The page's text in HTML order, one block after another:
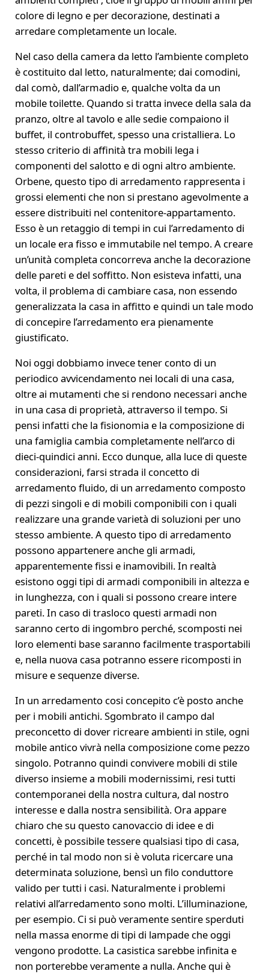
colore di legno e per decorazione, destinati a
arredare completamente un locale.
Nel caso della camera da letto l’ambiente completo
è costituito dal letto, naturalmente; dai comodini,
dal comò, dall’armadio e, qualche volta da un
mobile toilette. Quando si tratta invece della sala da
pranzo, oltre al tavolo e alle sedie compaiono il
buffet, il controbuffet, spesso una cristalliera. Lo
stesso criterio di affinità tra mobili lega i
componenti del salotto e di ogni altro ambiente.
Orbene, questo tipo di arredamento rappresenta i
grossi elementi che non si prestano agevolmente a
essere distribuiti nel contenitore-appartamento.
Esso è un retaggio di tempi in cui l’arredamento di
un locale era fisso e immutabile nel tempo. A creare
un’unità completa concorreva anche la decorazione
delle pareti e del soffitto. Non esisteva infatti, una
volta, il problema di cambiare casa, non essendo
generalizzata la casa in affitto e quindi un tale modo
di concepire l’arredamento era pienamente
giustificato.
Noi oggi dobbiamo invece tener conto di un
periodico avvicendamento nei locali di una casa,
oltre ai mutamenti che si rendono necessari anche
in una casa di proprietà, attraverso il tempo. Si
pensi infatti che la fisionomia e la composizione di
una famiglia cambia completamente nell’arco di
dieci-quindici anni. Ecco dunque, alla luce di queste
considerazioni, farsi strada il concetto di
arredamento fluido, di un arredamento composto
di pezzi singoli e di mobili componibili con i quali
realizzare una grande varietà di soluzioni per uno
stesso ambiente. A questo tipo di arredamento
possono appartenere anche gli armadi,
apparentemente fissi e inamovibili. In realtà
esistono oggi tipi di armadi componibili in altezza e
in lunghezza, con i quali si possono creare intere
pareti. In caso di trasloco questi armadi non
saranno certo di ingombro perché, scomposti nei
loro elementi base saranno facilmente trasportabili
e, nella nuova casa potranno essere ricomposti in
misure e sequenze diverse.
In un arredamento cosi concepito c’è posto anche
per i mobili antichi. Sgombrato il campo dal
preconcetto di dover ricreare ambienti in stile, ogni
mobile antico vivrà nella composizione come pezzo
singolo. Potranno quindi convivere mobili di stile
diverso insieme a mobili modernissimi, resi tutti
contemporanei della nostra cultura, dal nostro
interesse e dalla nostra sensibilità. Ora appare
chiaro che su questo canovaccio di idee e di
concetti, è possibile tessere qualsiasi tipo di casa,
perché in tal modo non si è voluta ricercare una
determinata soluzione, bensì un filo conduttore
valido per tutti i casi. Naturalmente i problemi
relativi all’arredamento sono molti. L’illuminazione,
per esempio. Ci si può veramente sentire sperduti
nella massa enorme di tipi di lampade che oggi
vengono prodotte. La casistica sarebbe infinita e
non porterebbe veramente a nulla. Anche qui è